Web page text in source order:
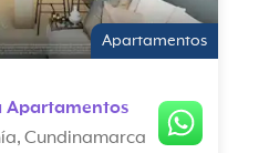
Apartamentos
Apartamentos
Cundinamarca